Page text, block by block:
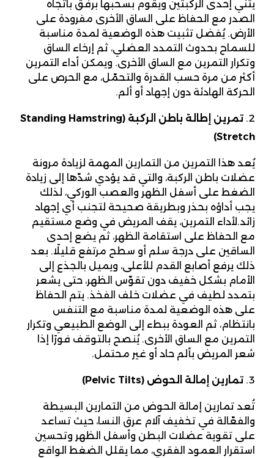
يثني إحدى الركبتين ويقوم بسحبها برفق باتجاه
الصدر مع الحفاظ على الساق الأخرى مفرودة على
الأرض. يُفضل تثبيت هذه الوضعية لمدة مناسبة
للسماح بحدوث التمدد العضلي، ثم إرخاء الساق
وتكرار التمرين مع الساق الأخرى. ويمكن أداء التمرين
أكثر من مرة حسب القدرة والتحمّل، مع الحرص على
الحركة الهادئة دون إجهاد أو ألم.
تمرين إطالة باطن الركبة (Standing Hamstring
Stretch)
يُعد هذا التمرين من التمارين المهمة لزيادة مرونة
عضلات باطن الركبة، والتي قد يؤدي شدّها إلى زيادة
الضغط على أسفل الظهر والعصب الوركي، لذلك
يجب أداؤه بحذر وبطريقة صحيحة لتجنب أي إجهاد
زائد.لأداء التمرين، يقف المريض في وضع مستقيم
مع الحفاظ على استقامة الظهر، ثم يضع إحدى
الساقين على درجة سلم أو سطح مرتفع قليلًا. بعد
ذلك يرفع أصابع القدم للأعلى، ويميل بالجذع إلى
الأمام بشكل خفيف دون تقوّس الظهر، حتى يشعر
بتمدد لطيف في عضلات خلف الفخذ. يتم الحفاظ
على هذه الوضعية لمدة مناسبة مع التنفس
بانتظام، ثم العودة ببطء إلى الوضع الطبيعي وتكرار
التمرين مع الساق الأخرى. يُنصح بالتوقف فورًا إذا
شعر المريض بألم حاد أو غير محتمل.
تمارين إمالة الحوض (Pelvic Tilts)
تُعد تمارين إمالة الحوض من التمارين البسيطة
والفعّالة في تخفيف آلام عرق النسا، حيث تساعد
على تقوية عضلات البطن وأسفل الظهر وتحسين
استقرار العمود الفقري، مما يقلل الضغط الواقع